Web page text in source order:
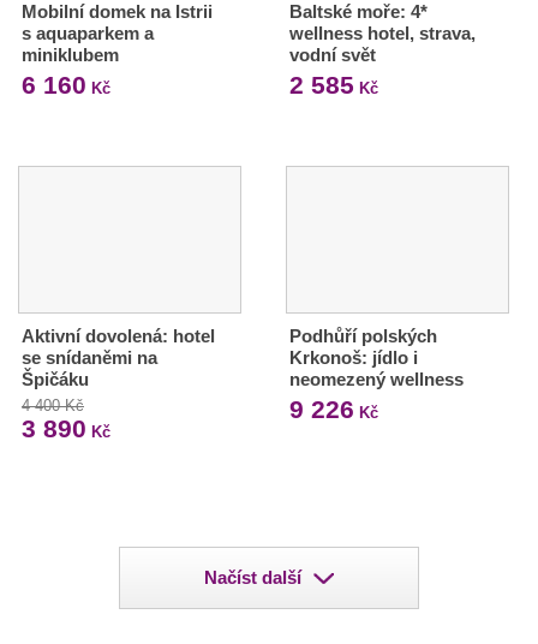
Mobilní domek na Istrii
s aquaparkem a
miniklubem
6 160 Kč
Baltské moře: 4*
wellness hotel, strava,
vodní svět
2 585 Kč
Aktivní dovolená: hotel
se snídaněmi na
Špičáku
4 400 Kč
3 890 Kč
Podhůří polských
Krkonoš: jídlo i
neomezený wellness
9 226 Kč
Načíst další